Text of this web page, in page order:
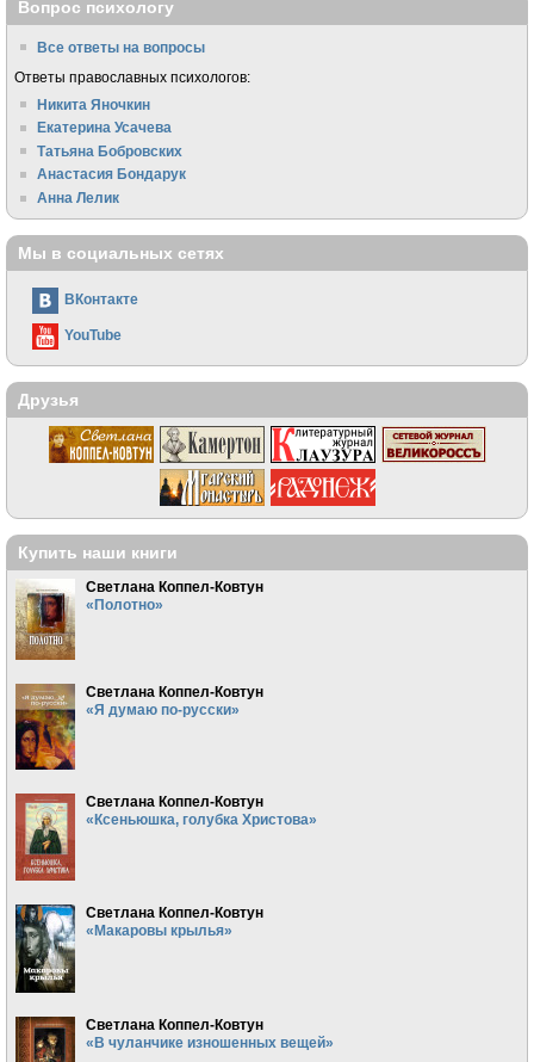
Вопрос психологу
Все ответы на вопросы
Ответы православных психологов:
Никита Яночкин
Екатерина Усачева
Татьяна Бобровских
Анастасия Бондарук
Анна Лелик
Мы в социальных сетях
ВКонтакте
YouTube
Друзья
Купить наши книги
Светлана Коппел-Ковтун
«Полотно»
Светлана Коппел-Ковтун
«Я думаю по-русски»
Светлана Коппел-Ковтун
«Ксеньюшка, голубка Христова»
Светлана Коппел-Ковтун
«Макаровы крылья»
Светлана Коппел-Ковтун
«В чуланчике изношенных вещей»